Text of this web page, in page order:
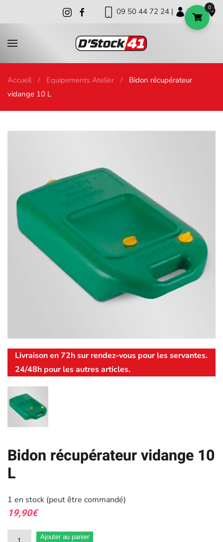
09 50 44 72 24 | | |
Accueil Equipements Atelier
Bidon récupérateur
vidange 10 L
Livraison en 72h sur rendez-vous pour les servantes.
24/48h pour les autres articles.
Bidon récupérateur vidange 10
L
1 en stock (peut être commandé)
19,90€
quantité
Ajouter au panier
0